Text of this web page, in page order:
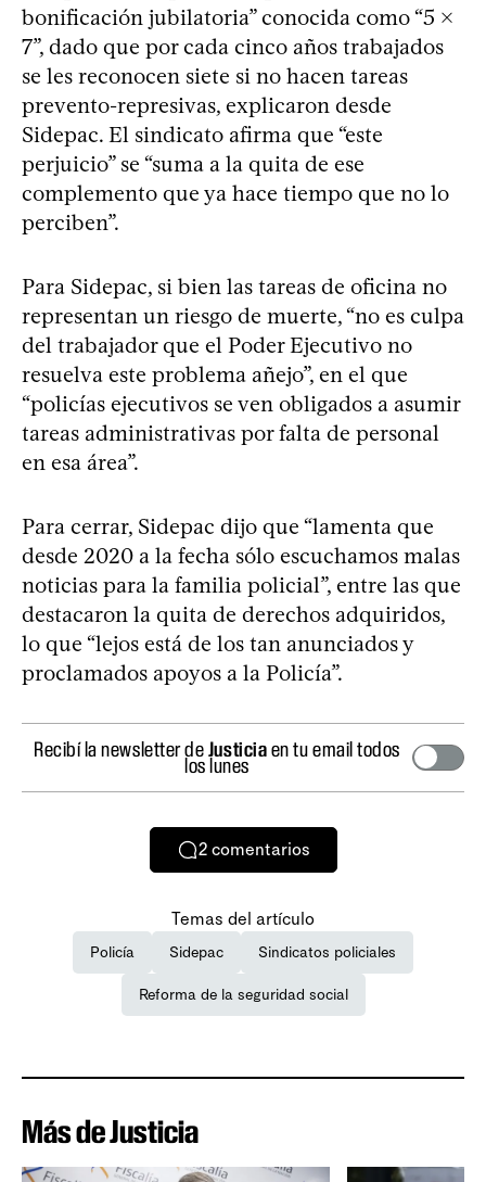
bonificación jubilatoria” conocida como “5 x
7”, dado que por cada cinco años trabajados
se les reconocen siete si no hacen tareas
prevento-represivas, explicaron desde
Sidepac. El sindicato afirma que “este
perjuicio” se “suma a la quita de ese
complemento que ya hace tiempo que no lo
perciben”.
Para Sidepac, si bien las tareas de oficina no
representan un riesgo de muerte, “no es culpa
del trabajador que el Poder Ejecutivo no
resuelva este problema añejo”, en el que
“policías ejecutivos se ven obligados a asumir
tareas administrativas por falta de personal
en esa área”.
Para cerrar, Sidepac dijo que “lamenta que
desde 2020 a la fecha sólo escuchamos malas
noticias para la familia policial”, entre las que
destacaron la quita de derechos adquiridos,
lo que “lejos está de los tan anunciados y
proclamados apoyos a la Policía”.
Recibí la newsletter deJusticiaen tu email todos
los lunes
2 comentarios
Temas del artículo
Policía Sidepac Sindicatos policiales
Reforma de la seguridad social
Más de Justicia